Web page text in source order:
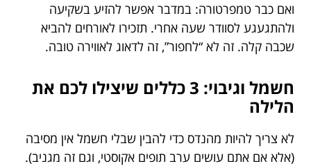
ואם כבר טמפרטורה: במדבר אפשר להזיע בשקיעה
ולהתגעגע לסוודר שעה אחרי. תזכירו לאורחים להביא
שכבה קלה. זה לא “לחפור”, זה לדאוג לאווירה טובה.
חשמל וגיבוי: 3 כללים שיצילו לכם את
הלילה
לא צריך להיות מהנדס כדי להבין שבלי חשמל אין מסיבה
(אלא אם אתם עושים ערב תופים אקוסטי, וגם זה מגניב).